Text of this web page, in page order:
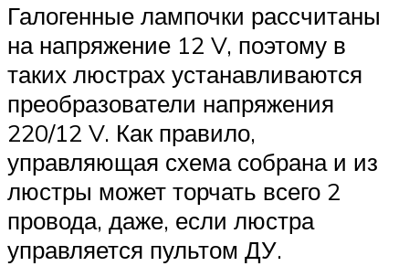
Галогенные лампочки рассчитаны
на напряжение 12 V, поэтому в
таких люстрах устанавливаются
преобразователи напряжения
220/12 V. Как правило,
управляющая схема собрана и из
люстры может торчать всего 2
провода, даже, если люстра
управляется пультом ДУ.